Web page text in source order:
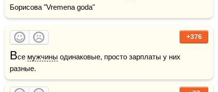
Борисова "Vremena goda"
+376
Все мужчины одинаковые, просто зарплаты у них
разные.